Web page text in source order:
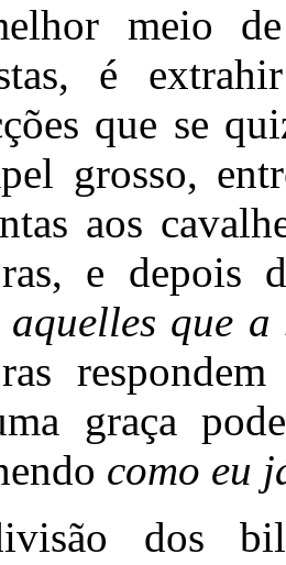
meio
é
que se
grosso,
aos
e depois
aquelles que
graça
como eu
dos